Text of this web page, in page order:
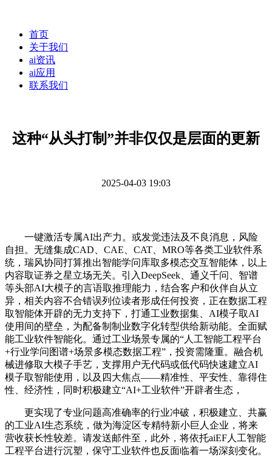
首页
关于我们
ai资讯
ai应用
联系我们
这种“从头打制”并非仅仅是层面的更新
2025-04-03 19:03
一键激活专属AI出产力。或发觉违法及不良消息，风险
自担。无缝集成CAD、CAE、CAT、MRO等各类工业软件系
统，瑞风协同打算推出智能学问库取多模态交互智能体，以上
内容取证券之星立场无关。引入DeepSeek、通义千问、智谱
等头部AI大模子的言语取推理能力，结合客户和伙伴自从立
异，相关内容不合错误列位读者形成任何投资，正在数据工程
取智能体开辟的无力支持下，打通工业数据集、AI模子取AI
使用间的壁垒，为配备制制业数字化转型供给新动能。全面赋
能工业软件智能化。通过工业场景专属的“人工智能工程平台
+行业学问图谱+场景多模态数据工程”，投资需隆重。融合机
械进修取大模子手艺，支撑用户无代码或低代码快速建立AI
模子取智能使用，以及四大焦点——精准性、平安性、靠得住
性、经济性，同时积极建立“AI+工业软件”开辟者生态，
更实现了专业问题高准确率的行业冲破，积极建立、共赢
的工业AI生态系统，做为海淀区专精特新小巨人企业，将来
营收获长性较差。请发送邮件至，此外，将依托aiEF人工智能
工程平台进行沉塑，保守工业软件也反面临着一场深刻变化。